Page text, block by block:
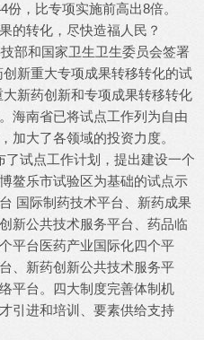
，比专项实施前高出8倍。
的转化，尽快造福人民？
部和国家卫生卫生委员会签署
新重大专项成果转移转化的试
新药创新和专项成果转移转化
海南省已将试点工作列为自由
加大了各领域的投资力度。
了试点工作计划，提出建设一个
鳌乐市试验区为基础的试点示
国际制药技术平台、新药成果
新公共技术服务平台、药品临
平台医药产业国际化四个平
、新药创新公共技术服务平
平台。四大制度完善体制机
引进和培训、要素供给支持